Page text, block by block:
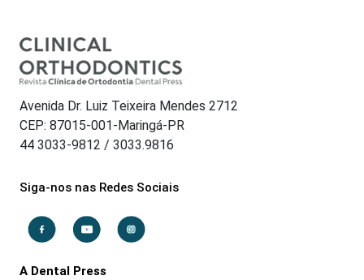
Avenida Dr. Luiz Teixeira Mendes 2712
CEP: 87015-001-Maringá-PR
44 3033-9812 / 3033.9816
Siga-nos nas Redes Sociais
A Dental Press